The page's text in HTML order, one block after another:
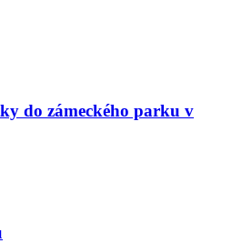
do zámeckého parku v